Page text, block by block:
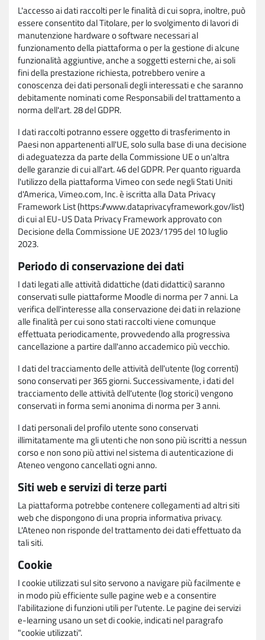
L'accesso ai dati raccolti per le finalità di cui sopra, inoltre, può
essere consentito dal Titolare, per lo svolgimento di lavori di
manutenzione hardware o software necessari al
funzionamento della piattaforma o per la gestione di alcune
funzionalità aggiuntive, anche a soggetti esterni che, ai soli
fini della prestazione richiesta, potrebbero venire a
conoscenza dei dati personali degli interessati e che saranno
debitamente nominati come Responsabili del trattamento a
norma dell'art. 28 del GDPR.
I dati raccolti potranno essere oggetto di trasferimento in
Paesi non appartenenti all'UE, solo sulla base di una decisione
di adeguatezza da parte della Commissione UE o un'altra
delle garanzie di cui all'art. 46 del GDPR. Per quanto riguarda
l'utilizzo della piattaforma Vimeo con sede negli Stati Uniti
d'America, Vimeo.com, Inc. è iscritta alla Data Privacy
Framework List (https://www.dataprivacyframework.gov/list)
di cui al EU-US Data Privacy Framework approvato con
Decisione della Commissione UE 2023/1795 del 10 luglio
2023.
Periodo di conservazione dei dati
I dati legati alle attività didattiche (dati didattici) saranno
conservati sulle piattaforme Moodle di norma per 7 anni. La
verifica dell'interesse alla conservazione dei dati in relazione
alle finalità per cui sono stati raccolti viene comunque
effettuata periodicamente, provvedendo alla progressiva
cancellazione a partire dall'anno accademico più vecchio.
I dati del tracciamento delle attività dell'utente (log correnti)
sono conservati per 365 giorni. Successivamente, i dati del
tracciamento delle attività dell'utente (log storici) vengono
conservati in forma semi anonima di norma per 3 anni.
I dati personali del profilo utente sono conservati
illimitatamente ma gli utenti che non sono più iscritti a nessun
corso e non sono più attivi nel sistema di autenticazione di
Ateneo vengono cancellati ogni anno.
Siti web e servizi di terze parti
La piattaforma potrebbe contenere collegamenti ad altri siti
web che dispongono di una propria informativa privacy.
L'Ateneo non risponde del trattamento dei dati effettuato da
tali siti.
Cookie
I cookie utilizzati sul sito servono a navigare più facilmente e
in modo più efficiente sulle pagine web e a consentire
l'abilitazione di funzioni utili per l'utente. Le pagine dei servizi
e-learning usano un set di cookie, indicati nel paragrafo
"cookie utilizzati".